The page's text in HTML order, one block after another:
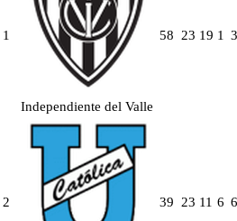
1
Independiente del Valle
58 23 19 1 3
2 39 23 11 6 6